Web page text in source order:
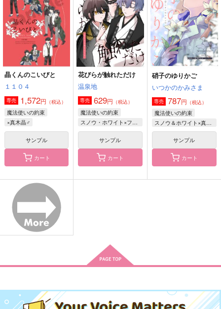
787円（税込）
オーエン
サンプル
作品詳細
1,572円（税込）
宇髄天元×我妻善逸
サンプル
作品詳細
1,179円（税込）
エクス・アルビオ
サンプル
作品詳細
硝子のゆりかご
いつかのかみさま
787円（税込）
作品詳細
晶くんのこいびと
１１０４
専売 1,572円 （税込）
魔法使いの約束
×真木晶♂
サンプル
カート
花びらが触れただけ
温泉地
専売 629円 （税込）
魔法使いの約束
スノウ・ホワイト×フィガロ
サンプル
カート
硝子のゆりかご
いつかのかみさま
専売 787円 （税込）
魔法使いの約束
スノウ＆ホワイト×真木晶
サンプル
カート